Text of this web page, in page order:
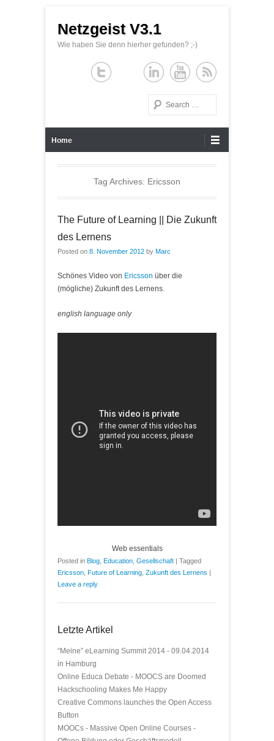
Netzgeist V3.1
Wie haben Sie denn hierher gefunden? ;-)
Search
Home
Tag Archives: Ericsson
The Future of Learning || Die Zukunft
des Lernens
Posted on 8. November 2012 by Marc
Schönes Video von Ericsson über die
(mögliche) Zukunft des Lernens.
english language only
Web essentials
Posted in Blog Education Gesellschaft | Tagged
Ericsson Future of Learning Zukunft des Lernens |
Leave a reply
Letzte Artikel
“Meine” eLearning Summit 2014 - 09.04.2014
in Hamburg
Online Educa Debate - MOOCS are Doomed
Hackschooling Makes Me Happy
Creative Commons launches the Open Access
Button
MOOCs - Massive Open Online Courses -